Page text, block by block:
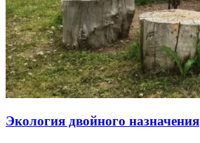
Экология двойного назначения